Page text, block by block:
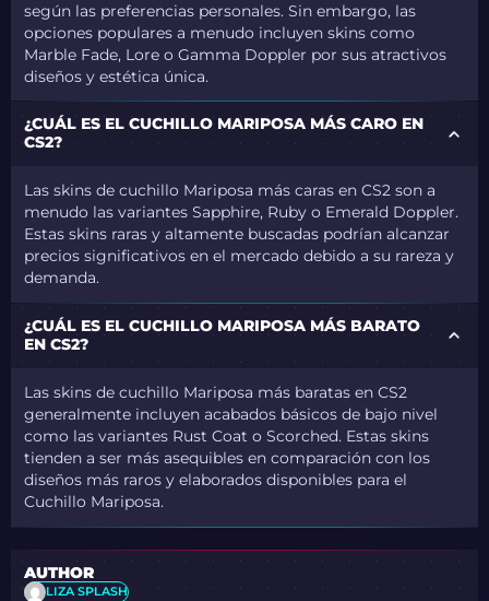
según las preferencias personales. Sin embargo, las
opciones populares a menudo incluyen skins como
Marble Fade, Lore o Gamma Doppler por sus atractivos
diseños y estética única.
¿CUÁL ES EL CUCHILLO MARIPOSA MÁS CARO EN
CS2?
Las skins de cuchillo Mariposa más caras en CS2 son a
menudo las variantes Sapphire, Ruby o Emerald Doppler.
Estas skins raras y altamente buscadas podrían alcanzar
precios significativos en el mercado debido a su rareza y
demanda.
¿CUÁL ES EL CUCHILLO MARIPOSA MÁS BARATO
EN CS2?
Las skins de cuchillo Mariposa más baratas en CS2
generalmente incluyen acabados básicos de bajo nivel
como las variantes Rust Coat o Scorched. Estas skins
tienden a ser más asequibles en comparación con los
diseños más raros y elaborados disponibles para el
Cuchillo Mariposa.
AUTHOR
LIZA SPLASH